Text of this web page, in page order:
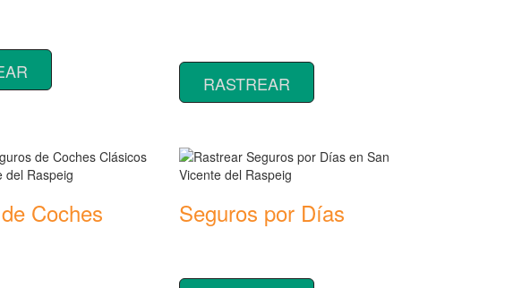
RASTREAR
Coches Seguros por Días